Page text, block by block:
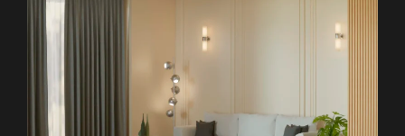
بورد أمريكي يوفر مساحة مع تنوع الخامات المستخدمة في
المطبخ الأمريكي، كما يتمتع ذلك النوع بكثرة استخدام
الأجهزة الكهربائية مع كبر حجمها.